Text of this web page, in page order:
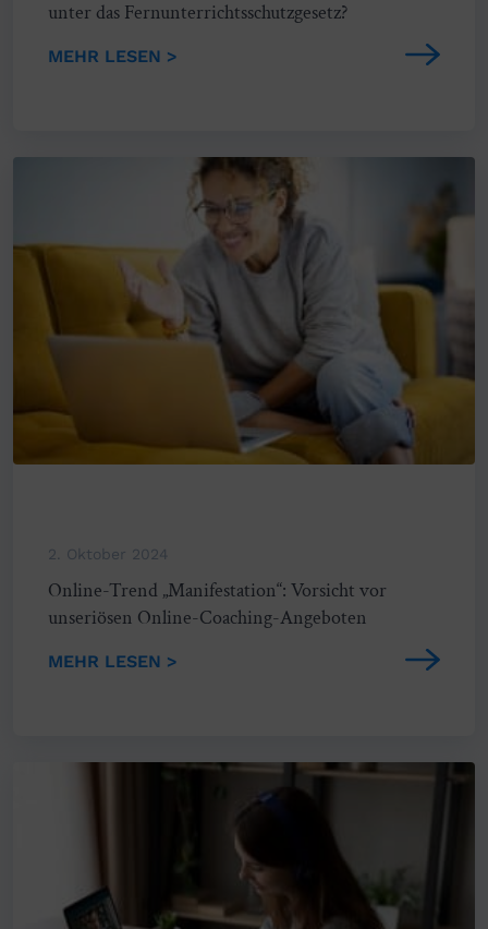
unter das Fernunterrichtsschutzgesetz?
MEHR LESEN >
2. Oktober 2024
Online-Trend „Manifestation“: Vorsicht vor
unseriösen Online-Coaching-Angeboten
MEHR LESEN >